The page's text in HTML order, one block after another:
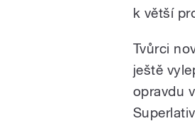
k větší
Tvůrci
ještě
opravdu